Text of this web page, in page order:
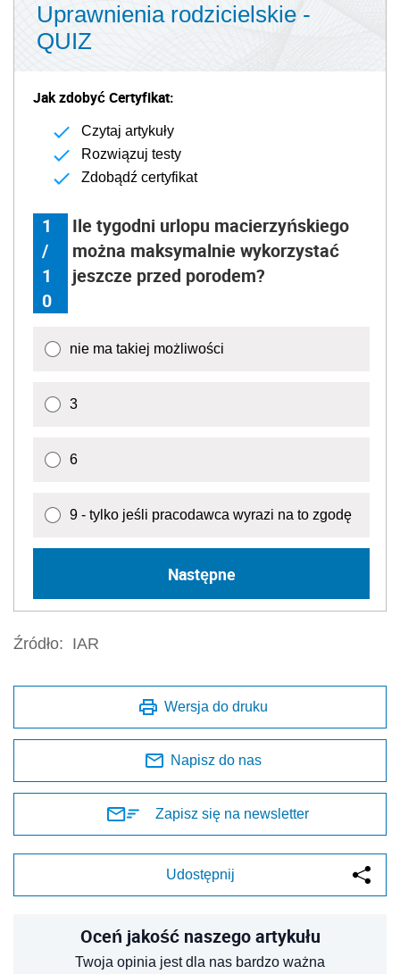
Uprawnienia rodzicielskie -
QUIZ
Jak zdobyć Certyfikat:
Czytaj artykuły
Rozwiązuj testy
Zdobądź certyfikat
1
/
1
0
Ile tygodni urlopu macierzyńskiego
można maksymalnie wykorzystać
jeszcze przed porodem?
nie ma takiej możliwości
3
6
9 - tylko jeśli pracodawca wyrazi na to zgodę
Następne
Źródło: IAR
Wersja do druku
Napisz do nas
Zapisz się na newsletter
Udostępnij
Oceń jakość naszego artykułu
Twoja opinia jest dla nas bardzo ważna